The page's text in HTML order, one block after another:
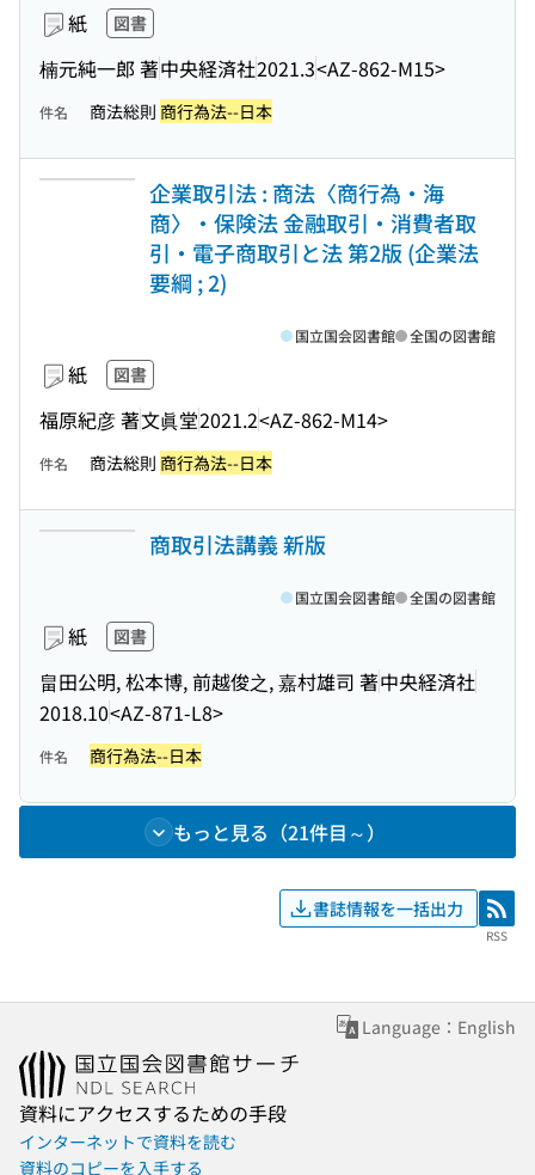
紙 図書
楠元純一郎 著中央経済社2021.3<AZ-862-M15>
件名 商法総則 商行為法--日本
企業取引法 : 商法〈商行為・海
商〉・保険法 金融取引・消費者取
引・電子商取引と法 第2版 (企業法
要綱 ; 2)
紙 図書
福原紀彦 著文眞堂2021.2<AZ-862-M14>
国立国会図書館 全国の図書館
件名 商法総則 商行為法--日本
商取引法講義 新版
紙 図書
畠田公明, 松本博, 前越俊之, 嘉村雄司 著中央経済社
2018.10<AZ-871-L8>
国立国会図書館 全国の図書館
件名 商行為法--日本
もっと見る（21件目～）
書誌情報を一括出力 RSS
RSS
Language：English
資料にアクセスするための手段
インターネットで資料を読む
資料のコピーを入手する